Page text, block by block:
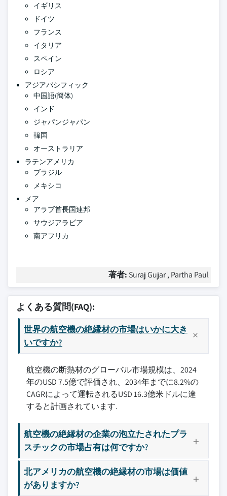
イギリス
ドイツ
フランス
イタリア
スペイン
ロシア
アジアパシフィック
中国語(簡体)
インド
ジャパンジャパン
韓国
オーストラリア
ラテンアメリカ
ブラジル
メキシコ
メア
アラブ首長国連邦
サウジアラビア
南アフリカ
著者: Suraj Gujar , Partha Paul
よくある質問(FAQ):
世界の航空機の絶縁材の市場はいかに大き
いですか?
航空機の断熱材のグローバル市場規模は、2024
年のUSD 7.5億で評価され、2034年までに8.2%の
CAGRによって運転されるUSD 16.3億米ドルに達
すると計画されています.
航空機の絶縁材の企業の泡立たされたプラ
スチックの市場占有は何ですか?
北アメリカの航空機の絶縁材の市場は価値
がありますか?